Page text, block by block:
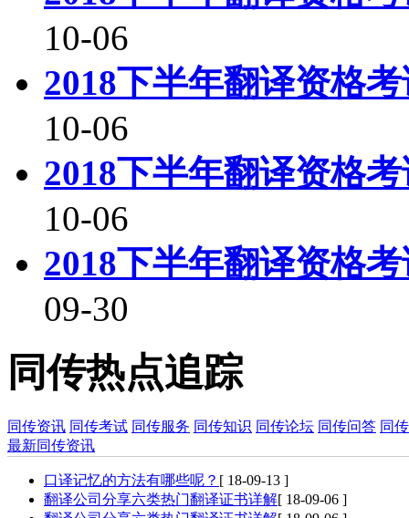
10-06
2018下半年翻译资格
10-06
2018下半年翻译资格
10-06
2018下半年翻译资格
09-30
同传热点追踪
同传资讯 同传考试 同传服务 同传知识 同传论坛 同传问答 同
最新同传资讯
口译记忆的方法有哪些呢？ [ 18-09-13 ]
翻译公司分享六类热门翻译证书详解[ 18-09-06 ]